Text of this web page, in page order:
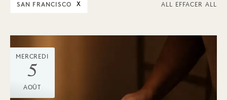
SAN FRANCISCO X ALL EFFACER ALL
MERCREDI
5
AOÛT